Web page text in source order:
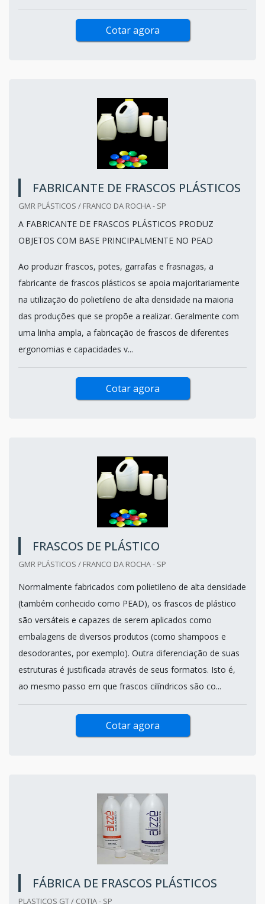
Cotar agora
FABRICANTE DE FRASCOS PLÁSTICOS
GMR PLÁSTICOS / FRANCO DA ROCHA - SP
A FABRICANTE DE FRASCOS PLÁSTICOS PRODUZ
OBJETOS COM BASE PRINCIPALMENTE NO PEAD
Ao produzir frascos, potes, garrafas e frasnagas, a
fabricante de frascos plásticos se apoia majoritariamente
na utilização do polietileno de alta densidade na maioria
das produções que se propõe a realizar. Geralmente com
uma linha ampla, a fabricação de frascos de diferentes
ergonomias e capacidades v...
Cotar agora
FRASCOS DE PLÁSTICO
GMR PLÁSTICOS / FRANCO DA ROCHA - SP
Normalmente fabricados com polietileno de alta densidade
(também conhecido como PEAD), os frascos de plástico
são versáteis e capazes de serem aplicados como
embalagens de diversos produtos (como shampoos e
desodorantes, por exemplo). Outra diferenciação de suas
estruturas é justificada através de seus formatos. Isto é,
ao mesmo passo em que frascos cilíndricos são co...
Cotar agora
FÁBRICA DE FRASCOS PLÁSTICOS
PLASTICOS GT / COTIA - SP